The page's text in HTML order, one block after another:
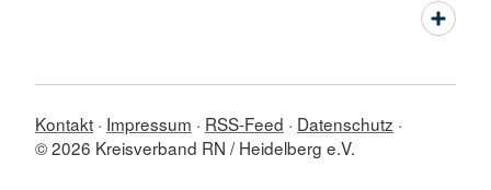
Kontakt Impressum RSS-Feed
Datenschutz
© 2026 Kreisverband RN / Heidelberg e.V.